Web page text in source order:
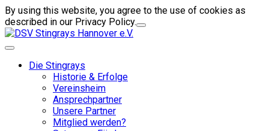
By using this website, you agree to the use of cookies as
described in our Privacy Policy.
Die Stingrays
Historie & Erfolge
Vereinsheim
Ansprechpartner
Unsere Partner
Mitglied werden?